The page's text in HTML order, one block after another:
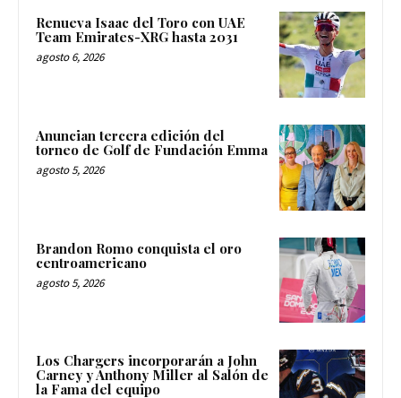
Renueva Isaac del Toro con UAE
Team Emirates-XRG hasta 2031
agosto 6, 2026
Anuncian tercera edición del
torneo de Golf de Fundación Emma
agosto 5, 2026
Brandon Romo conquista el oro
centroamericano
agosto 5, 2026
Los Chargers incorporarán a John
Carney y Anthony Miller al Salón de
la Fama del equipo